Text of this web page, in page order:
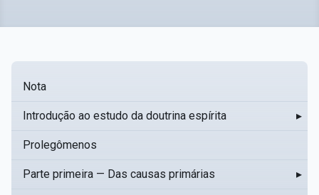
Nota
Introdução ao estudo da doutrina espírita ▸
Prolegômenos
Parte primeira — Das causas primárias ▸